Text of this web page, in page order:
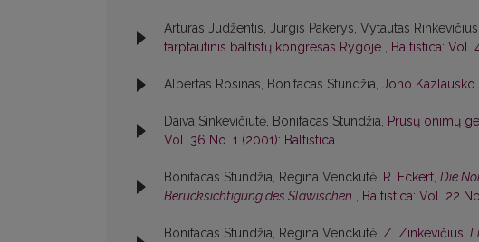
Artūras Judžentis, Jurgis Pakerys, Vytautas
tarptautinis baltistų kongresas Rygoje , Baltistica: Vol.
Albertas Rosinas, Bonifacas Stundžia, Jono Kazlausko
Daiva Sinkevičiūtė, Bonifacas Stundžia, Prūsų onimų
Vol. 36 No. 1 (2001): Baltistica
Bonifacas Stundžia, Regina Venckutė, R. Eckert, Die
Berücksichtigung des Slawischen , Baltistica: Vol. 22
Bonifacas Stundžia, Regina Venckutė, Z. Zinkevičius,